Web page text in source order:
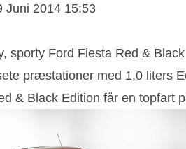
Juni 2014 15:53
sporty Ford Fiesta Red &
præstationer med 1,0 liters
& Black Edition får en topfart